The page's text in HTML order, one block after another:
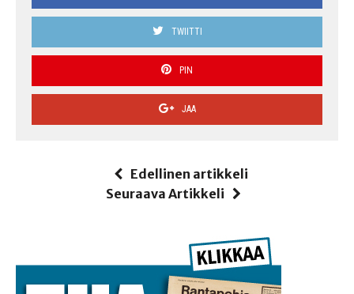
TWIITTI
PIN
JAA
Edellinen artikkeli
Seuraava Artikkeli